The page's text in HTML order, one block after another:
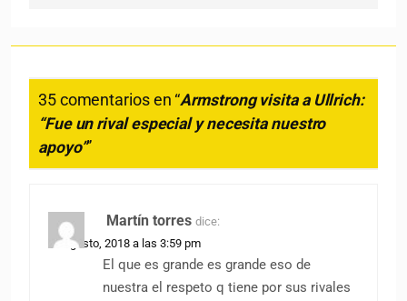
35 comentarios en “Armstrong visita a Ullrich:
“Fue un rival especial y necesita nuestro
apoyo””
Martín torres dice:
18 agosto, 2018 a las 3:59 pm
El que es grande es grande eso de
nuestra el respeto q tiene por sus rivales